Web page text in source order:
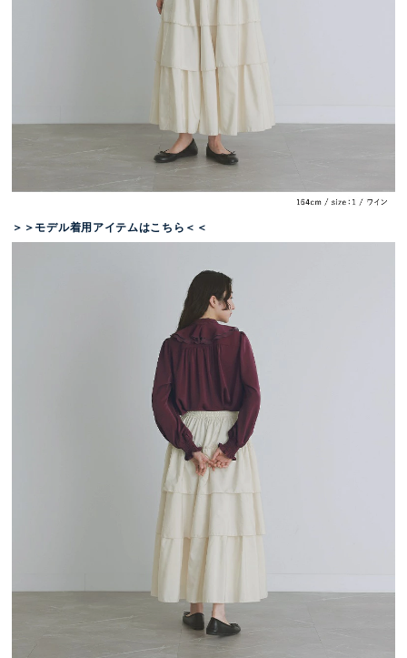
＞＞モデル着用アイテムはこちら＜＜